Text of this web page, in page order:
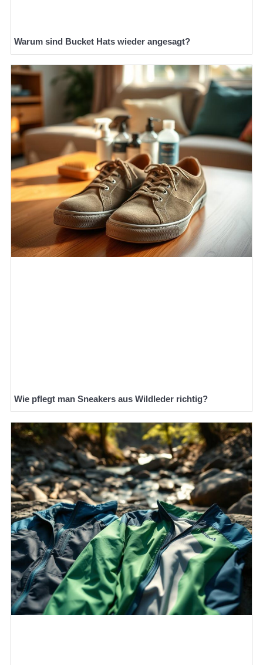
Warum sind Bucket Hats wieder angesagt?
Wie pflegt man Sneakers aus Wildleder richtig?